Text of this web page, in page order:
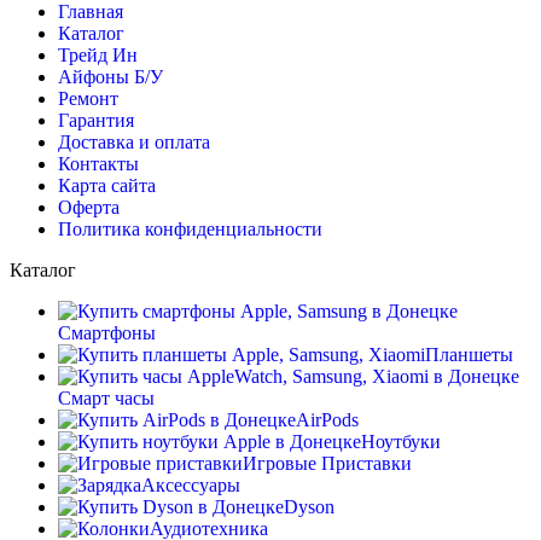
Главная
Каталог
Трейд Ин
Айфоны Б/У
Ремонт
Гарантия
Доставка и оплата
Контакты
Карта сайта
Оферта
Политика конфиденциальности
Каталог
Смартфоны
Планшеты
Смарт часы
AirPods
Ноутбуки
Игровые Приставки
Аксессуары
Dyson
Аудиотехника